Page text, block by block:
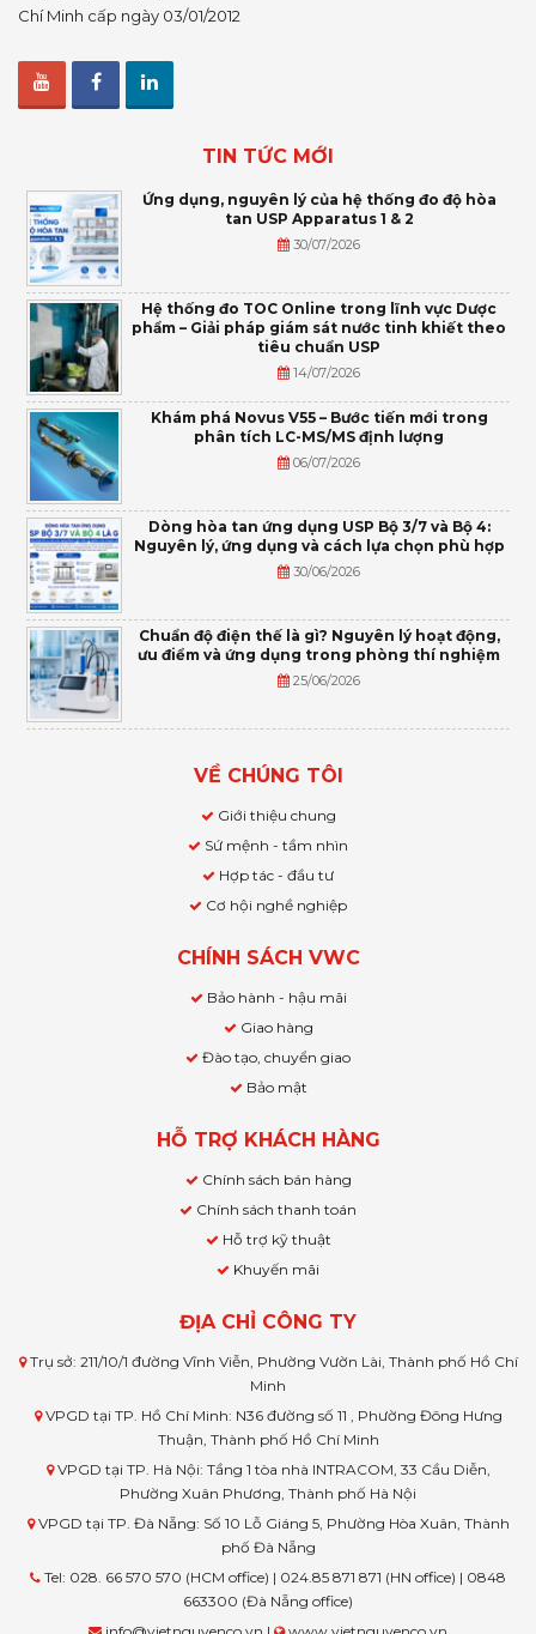
Chí Minh cấp ngày 03/01/2012
TIN TỨC MỚI
Ứng dụng, nguyên lý của hệ thống đo độ hòa
tan USP Apparatus 1 & 2
30/07/2026
Hệ thống đo TOC Online trong lĩnh vực Dược
phẩm – Giải pháp giám sát nước tinh khiết theo
tiêu chuẩn USP
14/07/2026
Khám phá Novus V55 – Bước tiến mới trong
phân tích LC-MS/MS định lượng
06/07/2026
Dòng hòa tan ứng dụng USP Bộ 3/7 và Bộ 4:
Nguyên lý, ứng dụng và cách lựa chọn phù hợp
30/06/2026
Chuẩn độ điện thế là gì? Nguyên lý hoạt động,
ưu điểm và ứng dụng trong phòng thí nghiệm
25/06/2026
VỀ CHÚNG TÔI
Giới thiệu chung
Sứ mệnh - tầm nhìn
Hợp tác - đầu tư
Cơ hội nghề nghiệp
CHÍNH SÁCH VWC
Bảo hành - hậu mãi
Giao hàng
Đào tạo, chuyển giao
Bảo mật
HỖ TRỢ KHÁCH HÀNG
Chính sách bán hàng
Chính sách thanh toán
Hỗ trợ kỹ thuật
Khuyến mãi
ĐỊA CHỈ CÔNG TY
Trụ sở: 211/10/1 đường Vĩnh Viễn, Phường Vườn Lài, Thành phố Hồ Chí
Minh
VPGD tại TP. Hồ Chí Minh: N36 đường số 11 , Phường Đông Hưng
Thuận, Thành phố Hồ Chí Minh
VPGD tại TP. Hà Nội: Tầng 1 tòa nhà INTRACOM, 33 Cầu Diễn,
Phường Xuân Phương, Thành phố Hà Nội
VPGD tại TP. Đà Nẵng: Số 10 Lỗ Giáng 5, Phường Hòa Xuân, Thành
phố Đà Nẵng
Tel: 028. 66 570 570 (HCM office) | 024.85 871 871 (HN office) | 0848
663300 (Đà Nẵng office)